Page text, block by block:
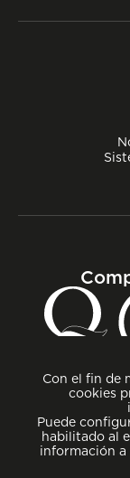
Con el fin de
cookies
Puede
habilitado al
información a